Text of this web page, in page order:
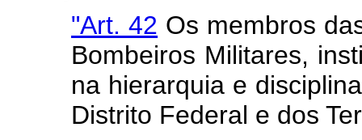
"Art. 42 Os membros
Bombeiros Militares,
na hierarquia e
Distrito Federal e dos